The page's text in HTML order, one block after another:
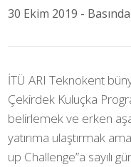
30 Ekim 2019 -
İTÜ ARI Teknokent
Çekirdek Kuluçka
belirlemek ve erken
yatırıma ulaştırmak
up Challenge”a sayılı